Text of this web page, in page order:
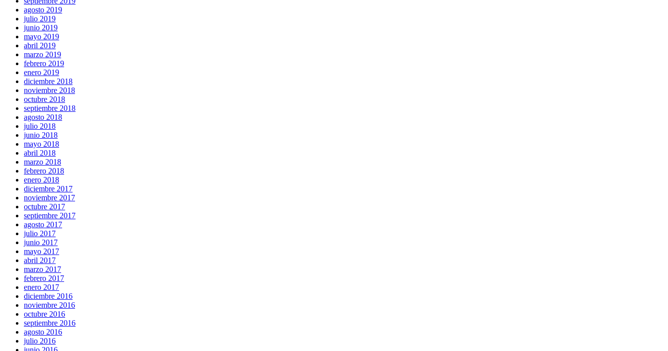
agosto 2019
julio 2019
junio 2019
mayo 2019
abril 2019
marzo 2019
febrero 2019
enero 2019
diciembre 2018
noviembre 2018
octubre 2018
septiembre 2018
agosto 2018
julio 2018
junio 2018
mayo 2018
abril 2018
marzo 2018
febrero 2018
enero 2018
diciembre 2017
noviembre 2017
octubre 2017
septiembre 2017
agosto 2017
julio 2017
junio 2017
mayo 2017
abril 2017
marzo 2017
febrero 2017
enero 2017
diciembre 2016
noviembre 2016
octubre 2016
septiembre 2016
agosto 2016
julio 2016